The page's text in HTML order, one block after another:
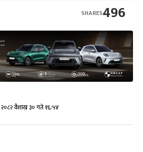
496
SHARES
२०८२ वैशाख ३० गते १६:५४